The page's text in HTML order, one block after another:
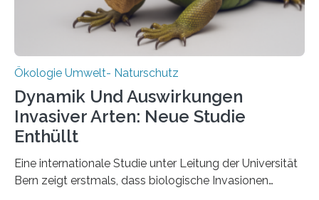
Thünen-Instituts für Agrarklimaschutz…
Ökologie Umwelt- Naturschutz
Dynamik Und Auswirkungen
Invasiver Arten: Neue Studie
Enthüllt
Eine internationale Studie unter Leitung der Universität
Bern zeigt erstmals, dass biologische Invasionen